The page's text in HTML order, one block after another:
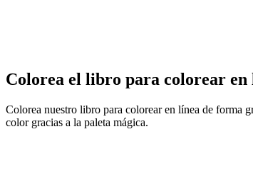
Colorea el libro para colorear en
Colorea nuestro libro para colorear en línea de forma
color gracias a la paleta mágica.